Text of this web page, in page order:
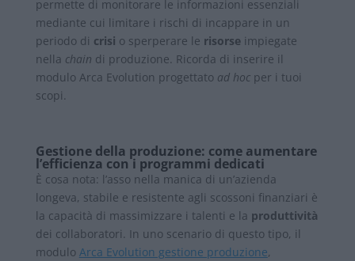
permette di monitorare le informazioni essenziali
mediante cui limitare i rischi di incappare in un
periodo di crisi o sperperare le risorseimpiegate
nella chain di produzione. Ricorda di inserire il
modulo Arca Evolution progettato ad hocper i tuoi
scopi.
Gestione della produzione: come aumentare
l’efficienza con i programmi dedicati
È cosa nota: l’asso nella manica di un’azienda
longeva, stabile e resistente agli scossoni finanziari è
la capacità di massimizzare i talenti e la produttività
dei collaboratori. In uno scenario di questo tipo, il
modulo Arca Evolution gestione produzione,